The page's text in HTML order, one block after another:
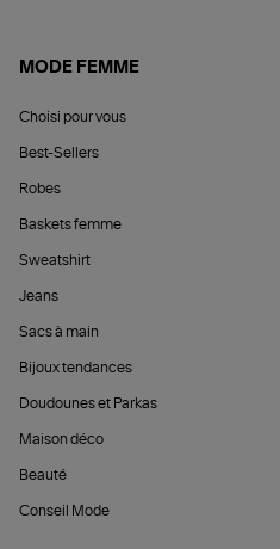
MODE FEMME
Choisi pour vous
Best-Sellers
Robes
Baskets femme
Sweatshirt
Jeans
Sacs à main
Bijoux tendances
Doudounes et Parkas
Maison déco
Beauté
Conseil Mode